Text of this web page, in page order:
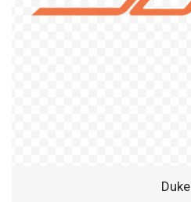
Duke